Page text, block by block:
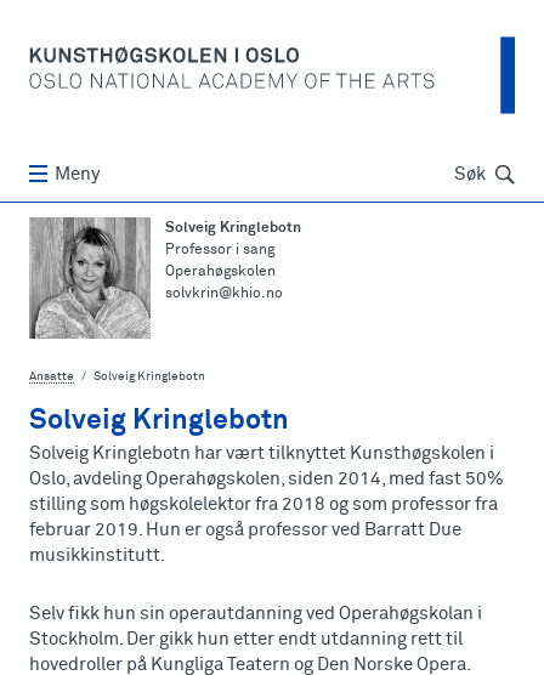
Meny Søk Søk
Solveig Kringlebotn
Professor i sang
Operahøgskolen
solvkrin@khio.no
Ansatte Solveig Kringlebotn
Solveig Kringlebotn
Solveig Kringlebotn har vært tilknyttet Kunsthøgskolen i
Oslo, avdeling Operahøgskolen, siden 2014, med fast 50%
stilling som høgskolelektor fra 2018 og som professor fra
februar 2019. Hun er også professor ved Barratt Due
musikkinstitutt.
Selv fikk hun sin operautdanning ved Operahøgskolan i
Stockholm. Der gikk hun etter endt utdanning rett til
hovedroller på Kungliga Teatern og Den Norske Opera.